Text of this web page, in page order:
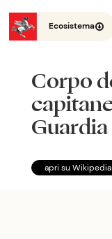
Ecosistema
Corpo
apri suWikipedia